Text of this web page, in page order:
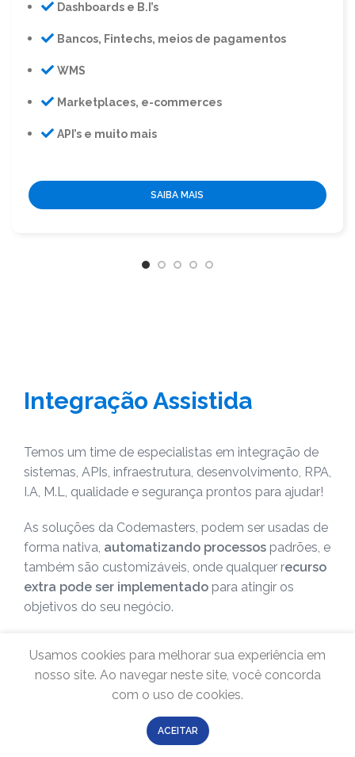
Dashboards e B.I’s
Bancos, Fintechs, meios de pagamentos
WMS
Marketplaces, e-commerces
API’s e muito mais
SAIBA MAIS
Integração Assistida
Temos um time de especialistas em integração de
sistemas, APIs, infraestrutura, desenvolvimento, RPA,
I.A, M.L, qualidade e segurança prontos para ajudar!
As soluções da Codemasters, podem ser usadas de
forma nativa, automatizando processos padrões, e
também são customizáveis, onde qualquer recurso
extra pode ser implementado para atingir os
objetivos do seu negócio.
Aumente a produtividade sem a necessidade de
expandir a equipe, resultando em economia de
Usamos cookies para melhorar sua experiência em
nosso site. Ao navegar neste site, você concorda
com o uso de cookies.
ACEITAR